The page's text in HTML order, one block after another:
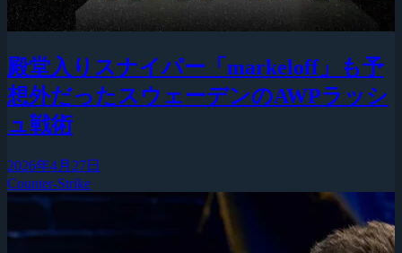
殿堂入りスナイパー「markeloff」も予
想外だったスウェーデンのAWPラッシ
ュ戦術
2026年4月27日
Counter-Strike